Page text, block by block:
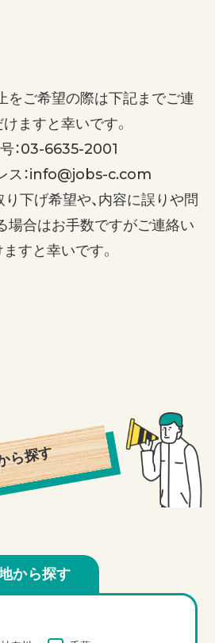
ご希望の際は下記までご連
ますと幸いです。
：03-6635-2001
ス：info@jobs-c.com
下げ希望や、内容に誤りや問
場合はお手数ですがご連絡い
すと幸いです。
ら探す
から探す